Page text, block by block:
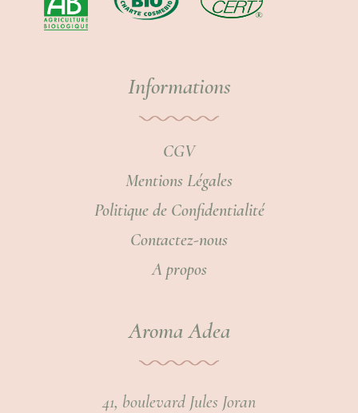
Informations
CGV
Mentions Légales
Politique de Confidentialité
Contactez-nous
A propos
Aroma Adea
41, boulevard Jules Joran